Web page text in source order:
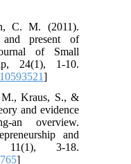
C. M. (2011).
and present of
of Small
24(1), 1-10.
M., Kraus, S., &
and evidence
an overview.
and
11(1), 3-18.